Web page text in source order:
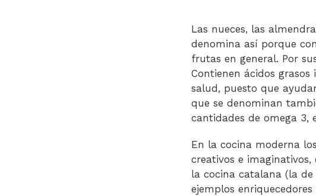
Las nueces, las
denomina así porque
frutas en general. Por
Contienen ácidos
salud, puesto que
que se denominan
cantidades de omega 3,
En la cocina moderna
creativos e
la cocina catalana (la
ejemplos